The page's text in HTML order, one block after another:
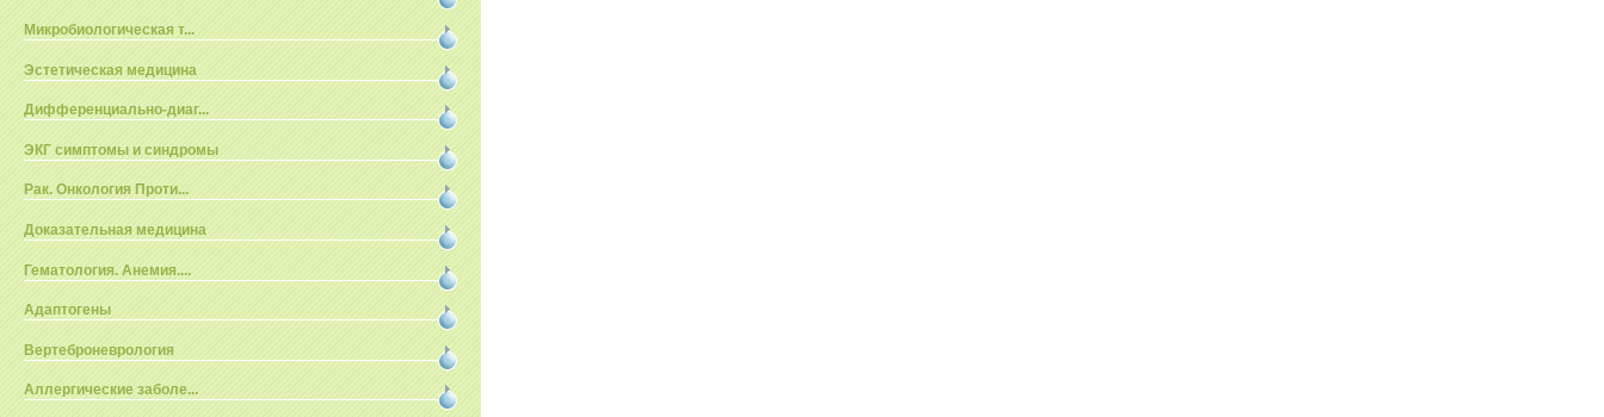
Микробиологическая т...
Эстетическая медицина
Дифференциально-диаг...
ЭКГ симптомы и синдромы
Рак. Онкология Проти...
Доказательная медицина
Гематология. Анемия....
Адаптогены
Вертеброневрология
Аллергические заболе...